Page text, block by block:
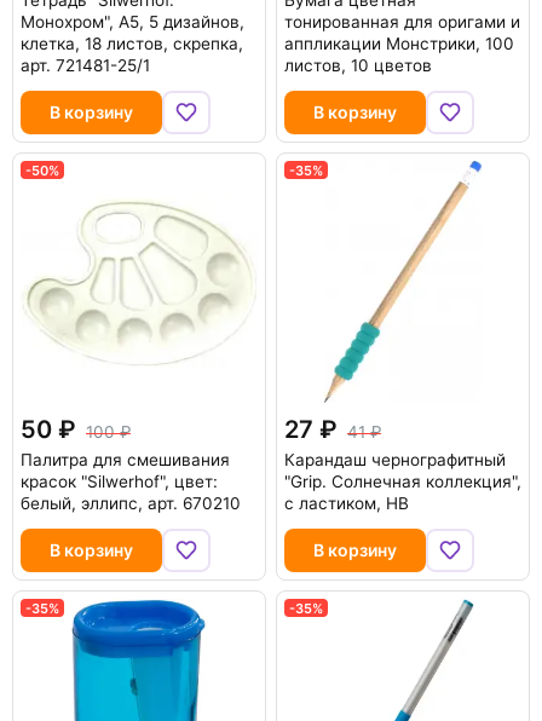
Монохром", A5, 5 дизайнов,
клетка, 18 листов, скрепка,
арт. 721481-25/1
В корзину
тонированная для оригами и
аппликации Монстрики, 100
листов, 10 цветов
В корзину
-50%
50
100
Палитра для смешивания
красок "Silwerhof", цвет:
белый, эллипс, арт. 670210
В корзину
-35%
27
41
Карандаш чернографитный
"Grip. Солнечная коллекция",
с ластиком, HB
В корзину
-35% -35%